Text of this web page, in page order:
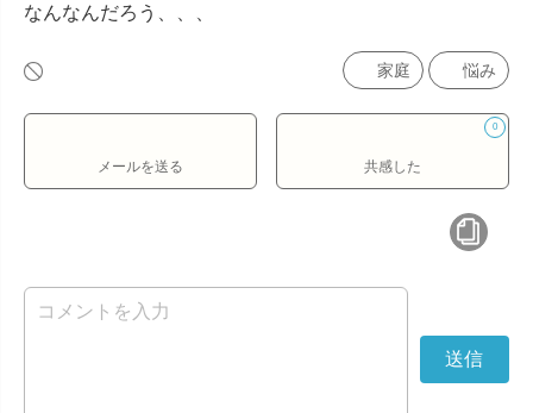
なんなんだろう、、、
家庭 悩み
メールを送る
0
共感した